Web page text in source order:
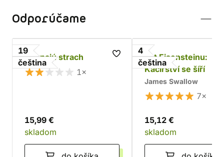
Odporúčame
19
čeština
Neznajú strach
1×
15,99 €
skladom
4
čeština
Let Eisensteinu:
Kacířství se šíří
James Swallow
7×
15,12 €
skladom